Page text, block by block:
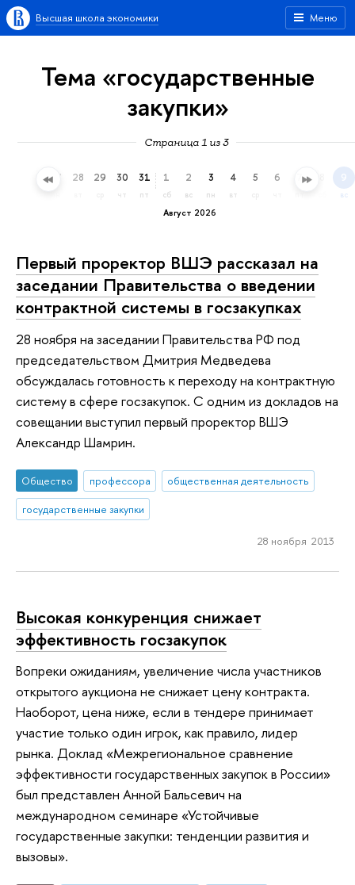
Меню
Высшая школа экономики
Тема «государственные
закупки»
Страница 1 из 3
27 28 29 30
чт
31
пт
Август 2026
1
сб
2
вс
3
пн
4
вт
5 6 7 9
вс
Первый проректор ВШЭ рассказал на
заседании Правительства о введении
контрактной системы в госзакупках
28 ноября на заседании Правительства РФ под
председательством Дмитрия Медведева
обсуждалась готовность к переходу на контрактную
систему в сфере госзакупок. С одним из докладов на
совещании выступил первый проректор ВШЭ
Александр Шамрин.
Общество профессора
общественная деятельность
государственные закупки
28 ноября 2013
Высокая конкуренция снижает
эффективность госзакупок
Вопреки ожиданиям, увеличение числа участников
открытого аукциона не снижает цену контракта.
Наоборот, цена ниже, если в тендере принимает
участие только один игрок, как правило, лидер
рынка. Доклад «Межрегиональное сравнение
эффективности государственных закупок в России»
был представлен Анной Бальсевич на
международном семинаре «Устойчивые
государственные закупки: тенденции развития и
вызовы».